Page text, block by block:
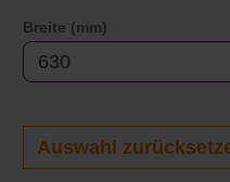
Breite (mm)
Auswahl